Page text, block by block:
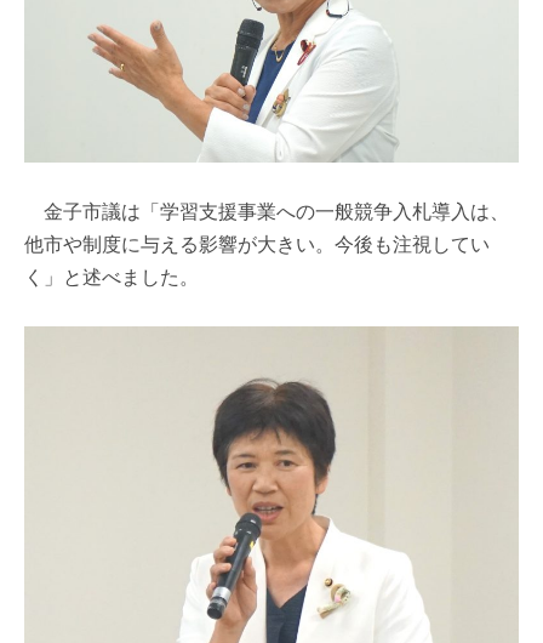
金子市議は「学習支援事業への一般競争入札導入は、
他市や制度に与える影響が大きい。今後も注視してい
く」と述べました。